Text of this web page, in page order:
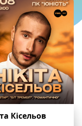
Кісельов